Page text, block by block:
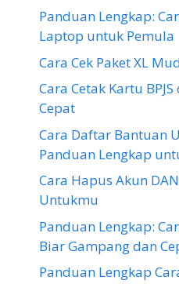
Panduan Lengkap:
Laptop untuk Pemula
Cara Cek Paket XL
Cara Cetak Kartu
Cepat
Cara Daftar Bantuan
Panduan Lengkap
Cara Hapus Akun
Untukmu
Panduan Lengkap:
Biar Gampang dan
Panduan Lengkap